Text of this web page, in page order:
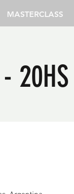
MASTERCLASS
20HS